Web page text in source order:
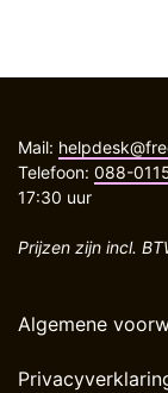
Mail:
Telefoon: 088-
17:30 uur
Prijzen zijn incl.
Algemene